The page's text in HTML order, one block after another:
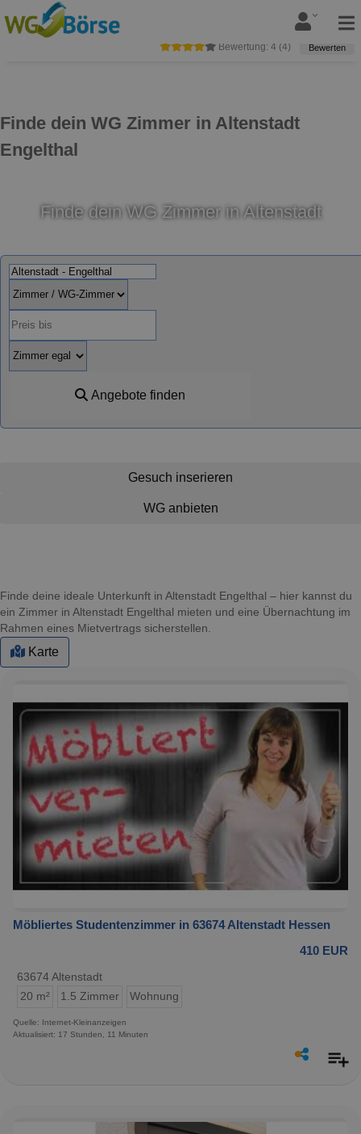
Finde dein WG Zimmer in Altenstadt
Engelthal
Bewertung: 4 (4) Bewerten
Finde dein WG Zimmer in Altenstadt
Angebote finden
Gesuch inserieren
WG anbieten
Finde deine ideale Unterkunft in Altenstadt Engelthal – hier kannst du
ein Zimmer in Altenstadt Engelthal mieten und eine Übernachtung im
Rahmen eines Mietvertrags sicherstellen.
Karte
Möbliertes Studentenzimmer in 63674 Altenstadt Hessen
410 EUR
63674 Altenstadt
20 m²
1.5 Zimmer Wohnung
Quelle: Internet-Kleinanzeigen
Aktualisiert: 17 Stunden, 11 Minuten